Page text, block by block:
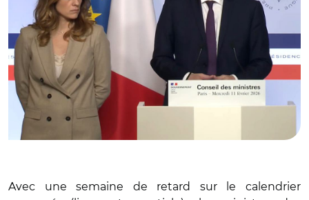
Avec une semaine de retard sur le calendrier